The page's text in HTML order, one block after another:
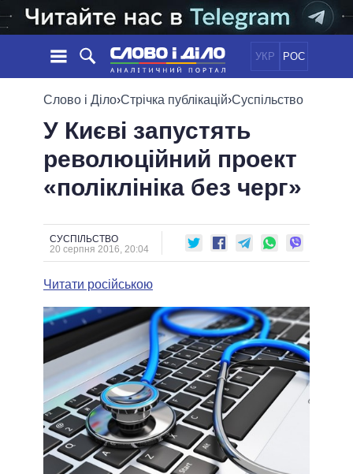
УКР РОС
НОВИНИ
СТРІЧКА
ПОДІЇ
СТАТТІ
ОГЛЯДИ
ДАЙДЖЕСТИ
ПОЛІТИКА
ЕКОНОМІКА
СУСПІЛЬСТВО
ОБIЦЯНКИ
ПОЛIТИКИ
ПРЕЗИДЕНТ І ОФІС
ВЕРХОВНА РАДА
МЕРИ МІСТ
ВСІ ПЕРСОНИ
ВІДЕО
ПОРІВНЯННЯ ПОЛІТИКІВ
Слово і Діло›Стрічка публікацій›Суспільство
У Києві запустять
революційний проект
«поліклініка без черг»
СУСПІЛЬСТВО
20 серпня 2016, 20:04
Читати російською